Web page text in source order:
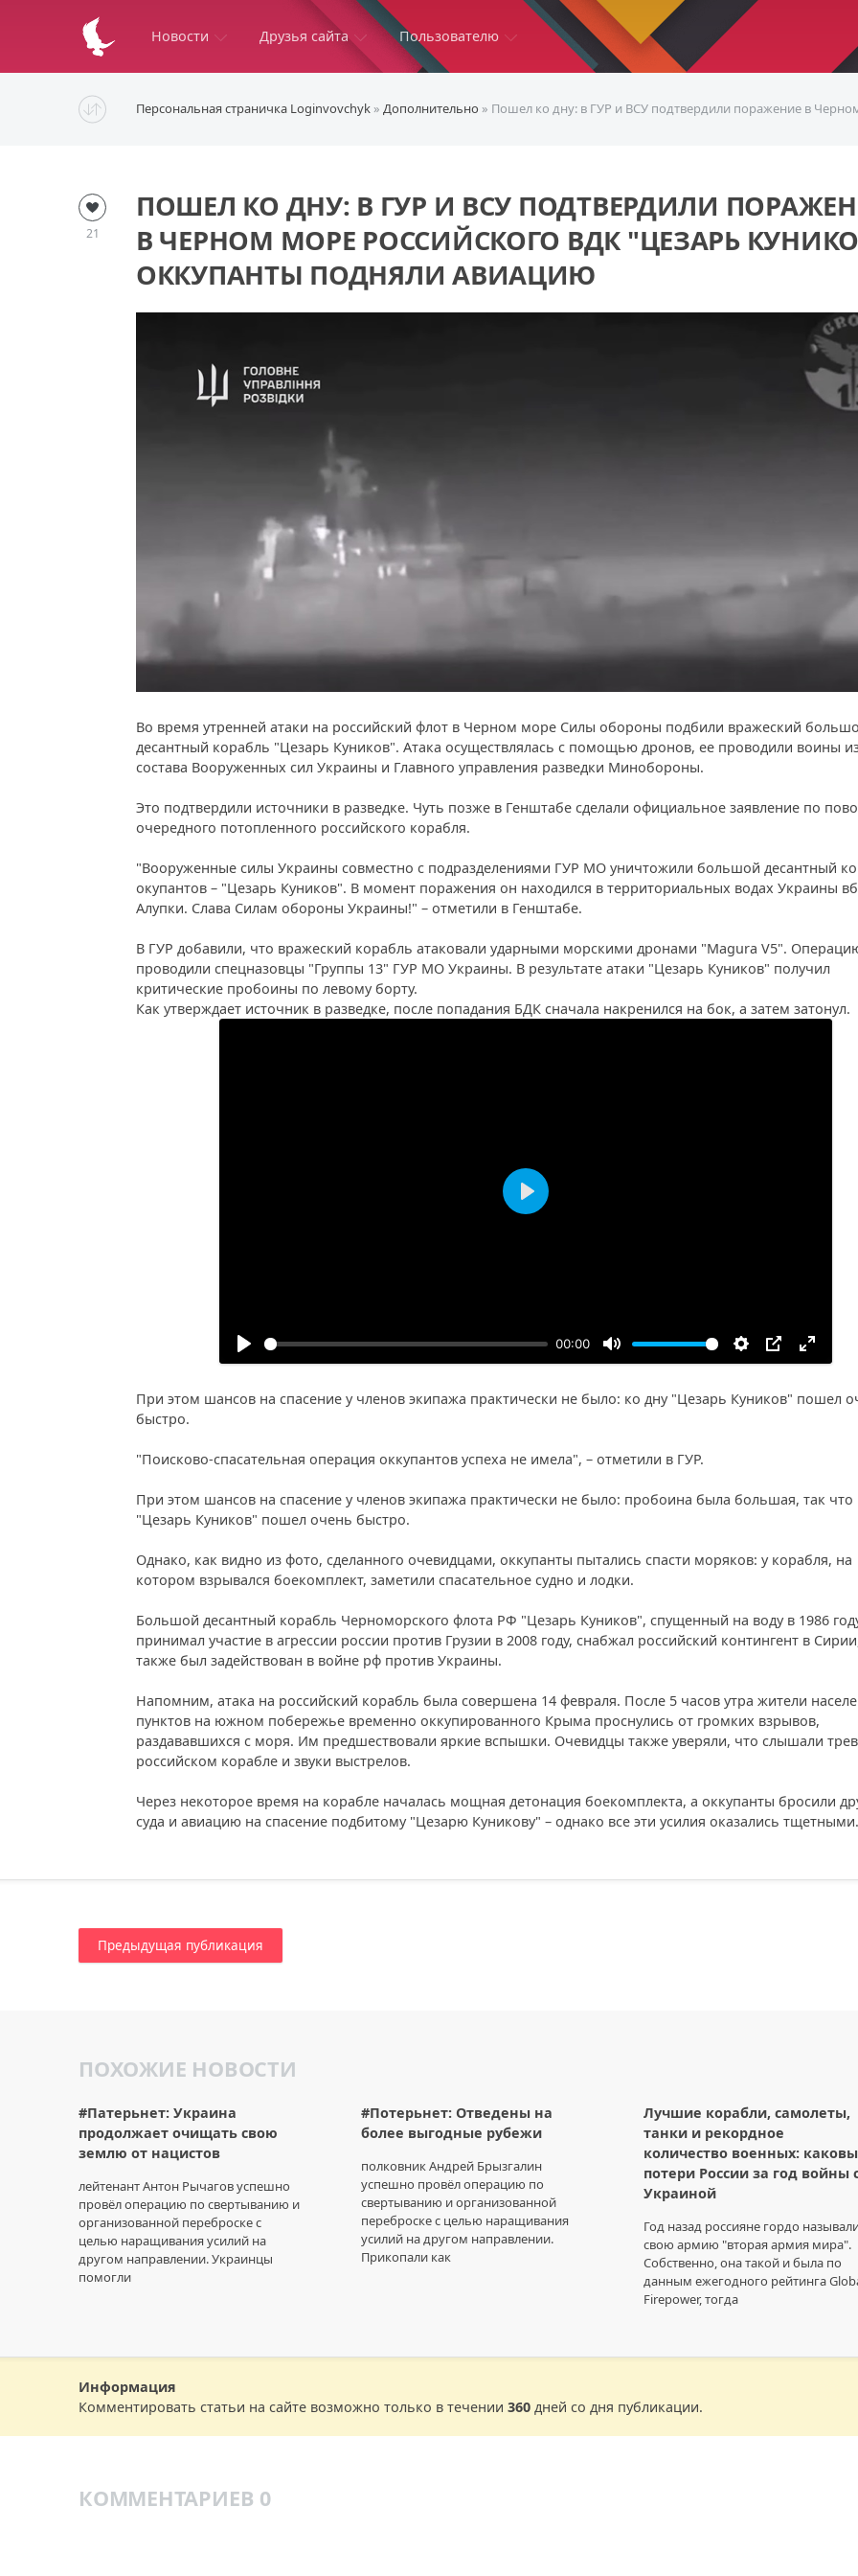
Новости Друзья сайта Пользователю
Персональная страничка Loginvovchyk » Дополнительно » Пошел ко дну: в ГУР и ВСУ подтвердили поражение в Черном море
ПОШЕЛ КО ДНУ: В ГУР И ВСУ ПОДТВЕРДИЛИ
В ЧЕРНОМ МОРЕ РОССИЙСКОГО ВДК "ЦЕЗАРЬ
ОККУПАНТЫ ПОДНЯЛИ АВИАЦИЮ
21
Во время утренней атаки на российский флот в Черном море Силы обороны подбили вражеский
десантный корабль "Цезарь Куников". Атака осуществлялась с помощью дронов, ее проводили воины
состава Вооруженных сил Украины и Главного управления разведки Минобороны.
Это подтвердили источники в разведке. Чуть позже в Генштабе сделали официальное заявление по
очередного потопленного российского корабля.
"Вооруженные силы Украины совместно с подразделениями ГУР МО уничтожили большой десантный
окупантов – "Цезарь Куников". В момент поражения он находился в территориальных водах Украины
Алупки. Слава Силам обороны Украины!" – отметили в Генштабе.
В ГУР добавили, что вражеский корабль атаковали ударными морскими дронами "Magura V5".
проводили спецназовцы "Группы 13" ГУР МО Украины. В результате атаки "Цезарь Куников" получил
критические пробоины по левому борту.
Как утверждает источник в разведке, после попадания БДК сначала накренился на бок, а затем затонул.
00:00
Воспроизвести
При этом шансов на спасение у членов экипажа практически не было: ко дну "Цезарь Куников" пошел
быстро.
"Поисково-спасательная операция оккупантов успеха не имела", – отметили в ГУР.
При этом шансов на спасение у членов экипажа практически не было: пробоина была большая, так что
"Цезарь Куников" пошел очень быстро.
Однако, как видно из фото, сделанного очевидцами, оккупанты пытались спасти моряков: у корабля, на
котором взрывался боекомплект, заметили спасательное судно и лодки.
Большой десантный корабль Черноморского флота РФ "Цезарь Куников", спущенный на воду в 1986
принимал участие в агрессии россии против Грузии в 2008 году, снабжал российский контингент в
также был задействован в войне рф против Украины.
Напомним, атака на российский корабль была совершена 14 февраля. После 5 часов утра жители
пунктов на южном побережье временно оккупированного Крыма проснулись от громких взрывов,
раздававшихся с моря. Им предшествовали яркие вспышки. Очевидцы также уверяли, что слышали
российском корабле и звуки выстрелов.
Через некоторое время на корабле началась мощная детонация боекомплекта, а оккупанты бросили
суда и авиацию на спасение подбитому "Цезарю Куникову" – однако все эти усилия оказались тщетными.
Предыдущая публикация
ПОХОЖИЕ НОВОСТИ
#Патерьнет: Украина
продолжает очищать свою
землю от нацистов
лейтенант Антон Рычагов успешно
провёл операцию по свертыванию и
организованной переброске с
целью наращивания усилий на
другом направлении. Украинцы
помогли
#Потерьнет: Отведены на
более выгодные рубежи
полковник Андрей Брызгалин
успешно провёл операцию по
свертыванию и организованной
переброске с целью наращивания
усилий на другом направлении.
Прикопали как
Лучшие корабли, самолеты,
танки и рекордное
количество военных: каковы
потери России за год войны
Украиной
Год назад россияне гордо
свою армию "вторая армия мира".
Собственно, она такой и была по
данным ежегодного рейтинга
Firepower, тогда
Информация
Комментировать статьи на сайте возможно только в течении 360 дней со дня публикации.
КОММЕНТАРИЕВ 0